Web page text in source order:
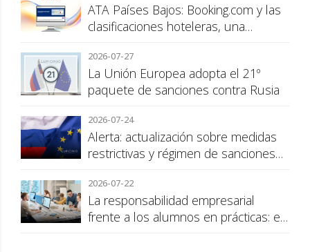
ATA Países Bajos: Booking.com y las
clasificaciones hoteleras, una
consumidor
2026-07-27
La Unión Europea adopta el 21º
paquete de sanciones contra Rusia
2026-07-24
Alerta: actualización sobre medidas
restrictivas y régimen de sanciones
2026-07-22
La responsabilidad empresarial
frente a los alumnos en prácticas: el